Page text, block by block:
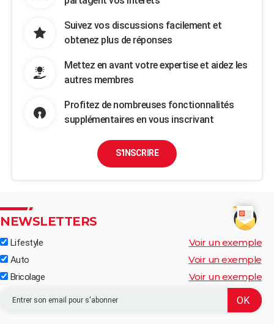
Suivez vos discussions facilement et
obtenez plus de réponses
Mettez en avant votre expertise et aidez les
autres membres
Profitez de nombreuses fonctionnalités
supplémentaires en vous inscrivant
S'INSCRIRE
NEWSLETTERS
Lifestyle Voir un exemple
Auto Voir un exemple
Bricolage Voir un exemple